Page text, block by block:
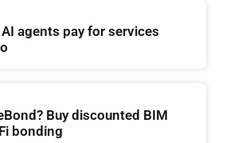
agents pay for services
Buy discounted BIM
bonding